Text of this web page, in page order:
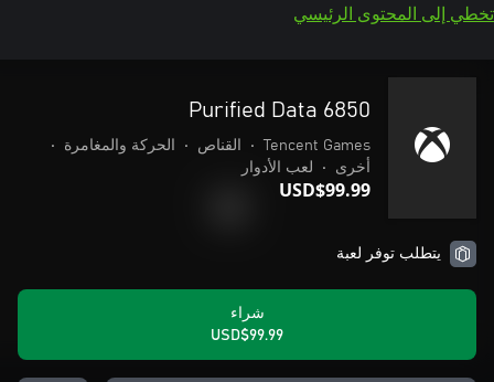
تخطي إلى المحتوى الرئيسي
6850 Purified Data
Tencent Games
• القناص • الحركة والمغامرة
•
أخرى
• لعب الأدوار
USD$99.99
يتطلب توفر لعبة
شراء
USD$99.99